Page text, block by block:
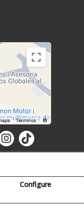
S.L. - All rights reserved.
Configure